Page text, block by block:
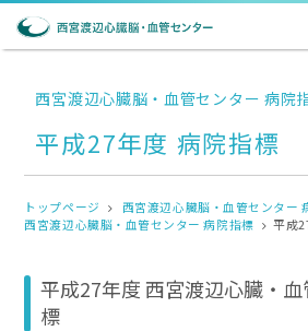
西宮渡辺心臓脳・血管センター 病院
平成27年度 病院指標
トップページ
西宮渡辺心臓脳・血管センター
西宮渡辺心臓脳・血管センター 病院指標
平成
平成27年度 西宮渡辺心臓・
標